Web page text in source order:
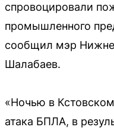
спровоцировали
промышленного
сообщил мэр
Шалабаев.
«Ночью в
атака БПЛА, в